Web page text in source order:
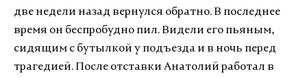
две недели назад вернулся обратно. В последнее
время он беспробудно пил. Видели его пьяным,
сидящим с бутылкой у подъезда и в ночь перед
трагедией. После отставки Анатолий работал в